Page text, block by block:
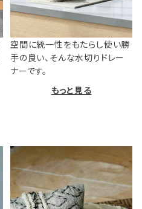
空間に統一性をもたらし使い勝
手の良い、そんな水切りドレー
ナーです。
もっと見る